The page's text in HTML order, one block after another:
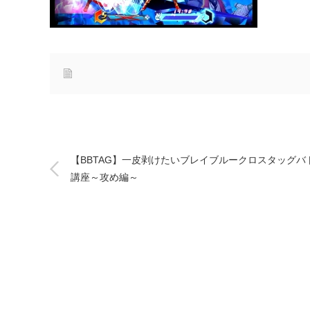
【BBTAG】一皮剥けたいブレイブルークロスタッグバ
講座～攻め編～